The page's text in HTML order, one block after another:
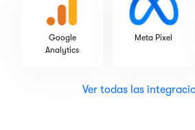
Google
Analytics
Meta Pixel
Ver todas las